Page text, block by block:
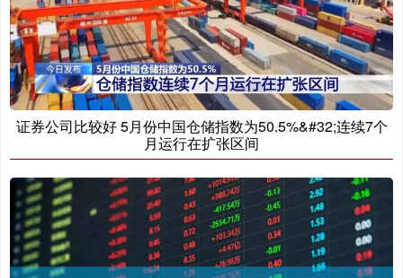
证券公司比较好 5月份中国仓储指数为50.5%&#32;连续7个
月运行在扩张区间